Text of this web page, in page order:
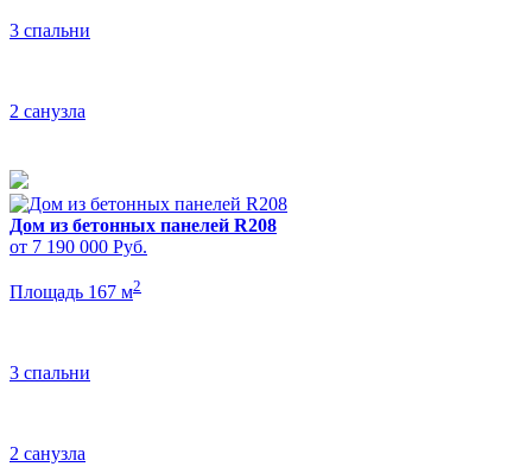
3 спальни
2 санузла
Дом из бетонных панелей R208
от 7 190 000 Руб.
Площадь 167 м2
3 спальни
2 санузла